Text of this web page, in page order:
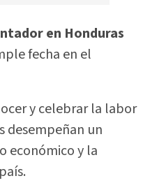
en Honduras
fecha en el
y celebrar la labor
desempeñan un
económico y la